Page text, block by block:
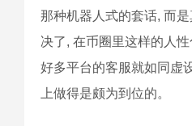
那种机器人式的套话, 而
决了, 在币圈里这样的人
好多平台的客服就如同虚
上做得是颇为到位的。